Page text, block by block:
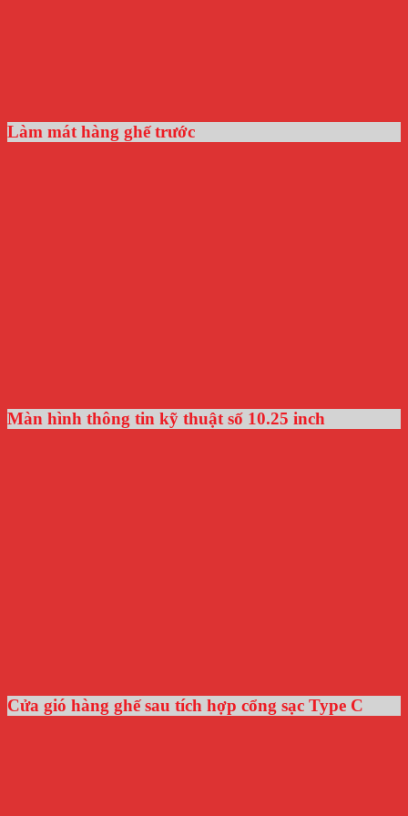
Làm mát hàng ghế trước
Màn hình thông tin kỹ thuật số 10.25 inch
Cửa gió hàng ghế sau tích hợp cổng sạc Type C